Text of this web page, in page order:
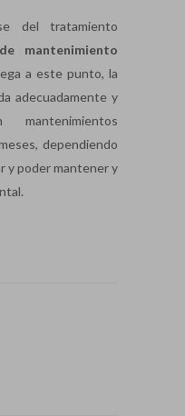
del tratamiento
mantenimiento
a este punto, la
adecuadamente y
dependiendo
y poder mantener y